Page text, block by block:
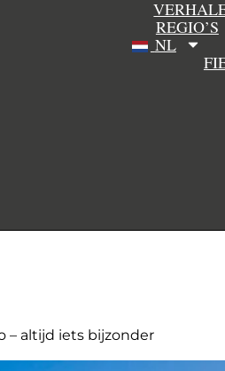
REGIO’S
NL
– altijd iets bijzonder